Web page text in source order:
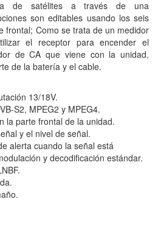
de satélites a través de una
son editables usando los seis
frontal; Como se trata de un medidor
el receptor para encender el
de CA que viene con la unidad,
de la batería y el cable.
13/18V.
S2, MPEG2 y MPEG4.
la parte frontal de la unidad.
y el nivel de señal.
alerta cuando la señal está
y decodificación estándar.